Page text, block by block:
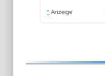
* Anzeige